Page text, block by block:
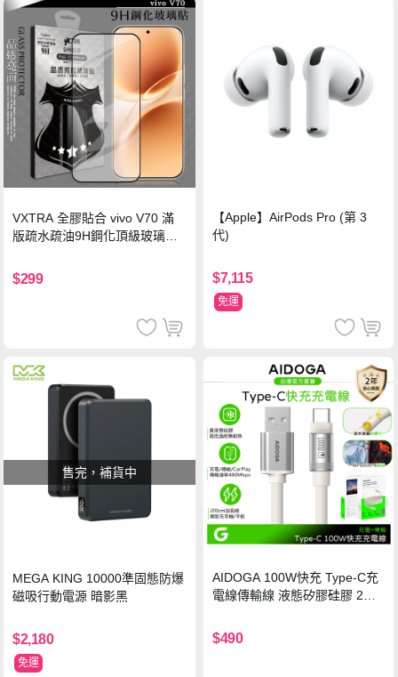
VXTRA 全膠貼合 vivo V70 滿
版疏水疏油9H鋼化頂級玻璃貼
$299
【Apple】AirPods Pro (第 3
代)
$7,115
免運
售完，補貨中
MEGA KING 10000準固態防爆
磁吸行動電源 暗影黑
$2,180
免運
AIDOGA 100W快充 Type-C充
電線傳輸線 液態矽膠硅膠 2M
$490